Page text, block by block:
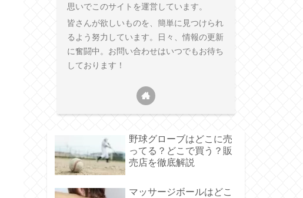
思いでこのサイトを運営しています。
皆さんが欲しいものを、簡単に見つけられ
るよう努力しています。日々、情報の更新
に奮闘中。お問い合わせはいつでもお待ち
しております！
野球グローブはどこに売
ってる？どこで買う？販
売店を徹底解説
マッサージボールはどこ